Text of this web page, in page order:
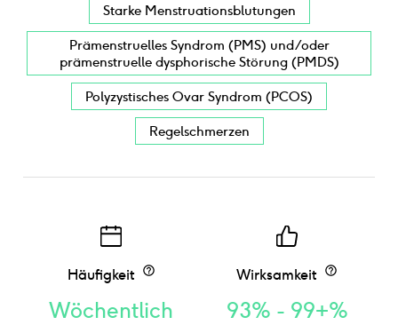
Starke Menstruationsblutungen
Prämenstruelles Syndrom (PMS) und/oder
prämenstruelle dysphorische Störung (PMDS)
Polyzystisches Ovar Syndrom (PCOS)
Regelschmerzen
Häufigkeit
Wöchentlich
Wirksamkeit
93% - 99+%